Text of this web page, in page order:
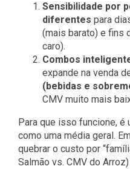
Sensibilidade por
diferentes para
(mais barato) e fins
caro).
Combos
expande na venda
(bebidas e
CMV muito mais
Para que isso funcione, é
como uma média geral.
quebrar o custo por
Salmão vs. CMV do